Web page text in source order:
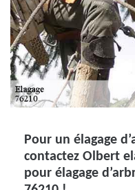
Pour un élagage
contactez Olbert
pour élagage